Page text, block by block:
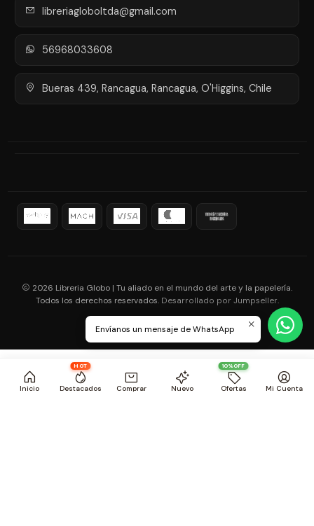
Inicio
HOT
Destacados Comprar Nuevo
10%OFF
Ofertas Mi Cuenta
libreriagloboltda@gmail.com
56968033608
Bueras 439, Rancagua, Rancagua, O'Higgins, Chile
2026 Libreria Globo | Tu aliado en el mundo del arte y la papelería.
Todos los derechos reservados. Desarrollado por Jumpseller.
Envíanos un mensaje de WhatsApp